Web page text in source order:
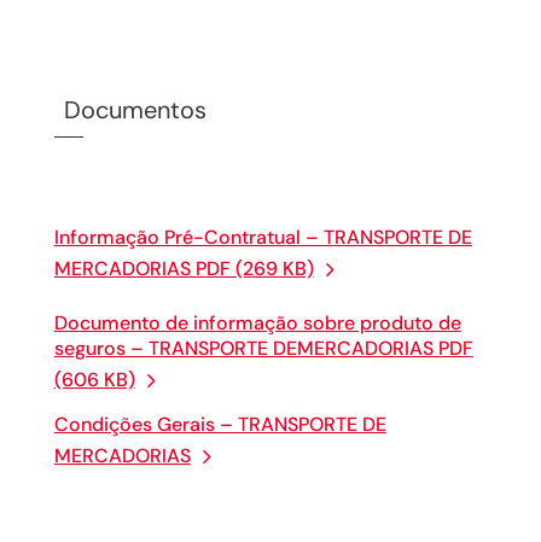
Documentos
Informação Pré-Contratual – TRANSPORTE DE
MERCADORIAS PDF (269 KB)
Documento de informação sobre produto de
seguros – TRANSPORTE DEMERCADORIAS PDF
(606 KB)
Condições Gerais – TRANSPORTE DE
MERCADORIAS